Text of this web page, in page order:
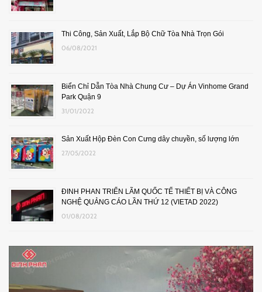
Thi Công, Sản Xuất, Lắp Bộ Chữ Tòa Nhà Trọn Gói
06/08/2021
Biển Chỉ Dẫn Tòa Nhà Chung Cư – Dự Án Vinhome Grand
Park Quận 9
31/01/2022
Sản Xuất Hộp Đèn Con Cưng dây chuyền, số lượng lớn
27/05/2022
ĐINH PHAN TRIỂN LÃM QUỐC TẾ THIẾT BỊ VÀ CÔNG
NGHỆ QUẢNG CÁO LẦN THỨ 12 (VIETAD 2022)
01/08/2022